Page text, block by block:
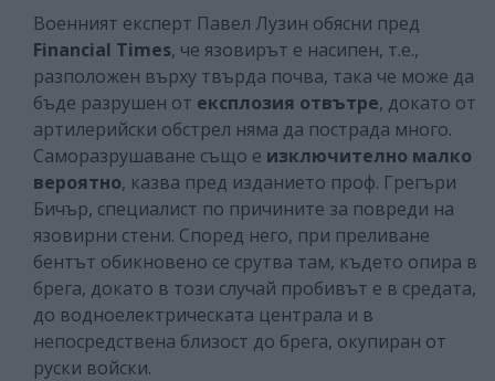
Военният експерт Павел Лузин обясни пред
Financial Times, че язовирът е насипен, т.е.,
разположен върху твърда почва, така че може да
бъде разрушен от експлозия отвътре, докато от
артилерийски обстрел няма да пострада много.
Саморазрушаване също е изключително малко
вероятно, казва пред изданието проф. Грегъри
Бичър, специалист по причините за повреди на
язовирни стени. Според него, при преливане
бентът обикновено се срутва там, където опира в
брега, докато в този случай пробивът е в средата,
до водноелектрическата централа и в
непосредствена близост до брега, окупиран от
руски войски.